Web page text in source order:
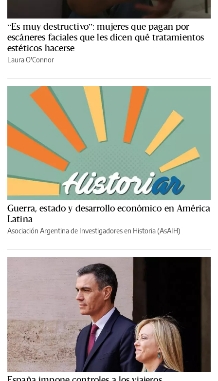
“Es muy destructivo”: mujeres que pagan por
escáneres faciales que les dicen qué tratamientos
estéticos hacerse
Laura O'Connor
Guerra, estado y desarrollo económico en América
Latina
Asociación Argentina de Investigadores en Historia (AsAIH)